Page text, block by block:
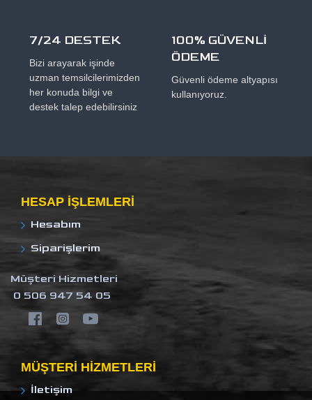
7/24 DESTEK
Bizi arayarak işinde
uzman temsilcilerimizden
her konuda bilgi ve
destek talep edebilirsiniz
100% GÜVENLİ
ÖDEME
Güvenli ödeme altyapısı
kullanıyoruz.
HESAP IŞLEMLERI
Hesabım
Siparişlerim
Müşteri Hizmetleri
0 506 947 54 05
MÜŞTERI HIZMETLERI
İletişim